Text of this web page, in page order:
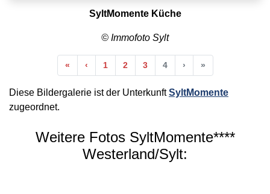
SyltMomente Küche
© Immofoto Sylt
«Anfang
‹Vorherige
1 2 3 4 ›Nächste
»Ende
Diese Bildergalerie ist der UnterkunftSyltMomente
zugeordnet.
Weitere Fotos SyltMomente****
Westerland/Sylt: